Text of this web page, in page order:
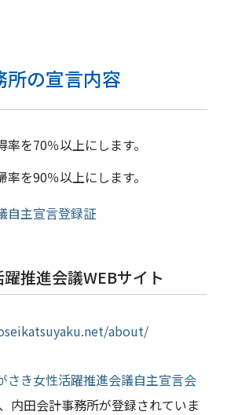
所の宣言内容
を70％以上にします。
を90％以上にします。
推進会議WEBサイト
about/
さき女性活躍推進会議自主宣言会
内田会計事務所が登録されていま